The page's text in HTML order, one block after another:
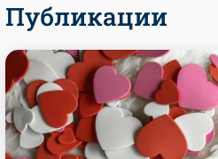
Публикации